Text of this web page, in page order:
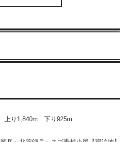
り1,840m 下り925m